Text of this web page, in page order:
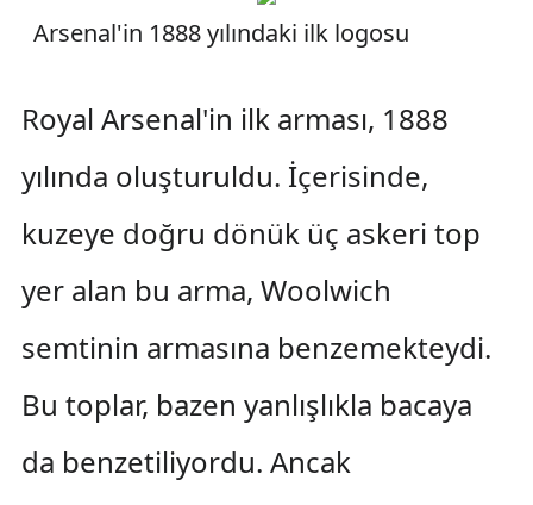
Arsenal'in 1888 yılındaki ilk logosu
Royal Arsenal'in ilk arması, 1888
yılında oluşturuldu. İçerisinde,
kuzeye doğru dönük üç askeri top
yer alan bu arma, Woolwich
semtinin armasına benzemekteydi.
Bu toplar, bazen yanlışlıkla bacaya
da benzetiliyordu. Ancak